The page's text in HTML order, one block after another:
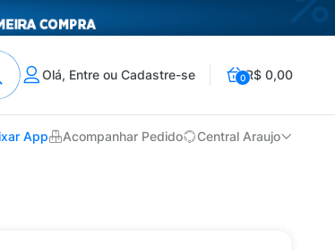
Olá, Entre ou Cadastre-se 0R$ 0,00
App Acompanhar Pedido Central Araujo